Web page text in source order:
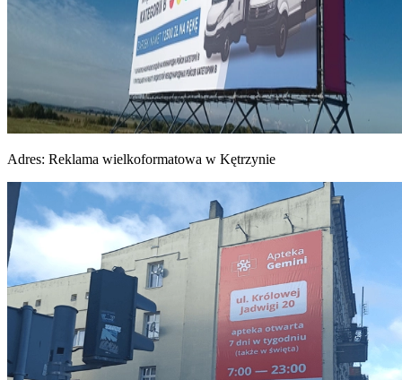
Adres: Reklama wielkoformatowa w Kętrzynie